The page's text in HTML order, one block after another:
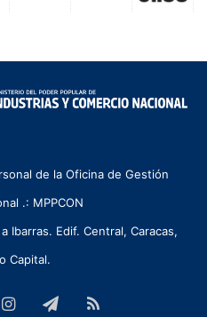
de la Oficina de Gestión
.: MPPCON
Ibarras. Edif. Central, Caracas,
Capital.
InstagramTelegram